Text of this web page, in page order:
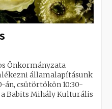
Önkormányzata
államalapításunk
án, csütörtökön 10:30-
Babits Mihály Kulturális